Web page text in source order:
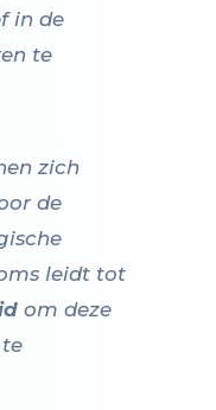
in de
te
zich
de
leidt tot
om deze